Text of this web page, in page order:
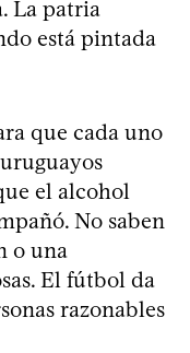
La patria
está pintada
que cada uno
el alcohol
No saben
o una
El fútbol da
razonables